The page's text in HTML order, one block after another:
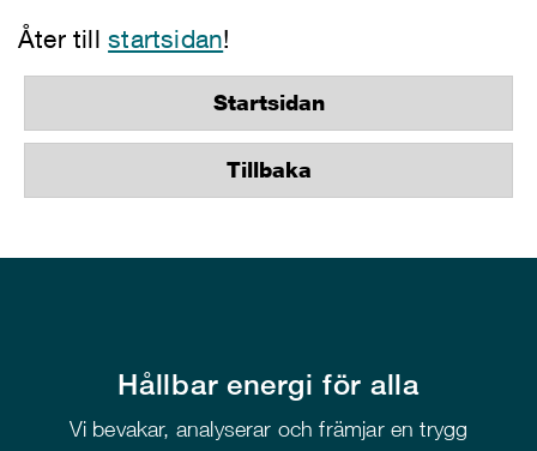
Åter tillstartsidan!
Startsidan
Tillbaka
Hållbar energi för alla
Vi bevakar, analyserar och främjar en trygg